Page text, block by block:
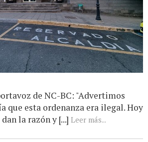
de NC-BC: "Advertimos
que esta ordenanza era ilegal. Hoy
la razón y [...] Leer más...